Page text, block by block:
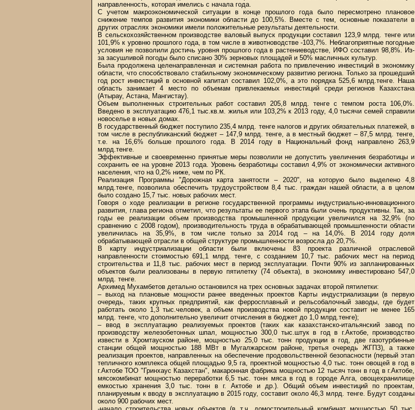
направленность, которая имелись с начала года.
С учетом макроэкономической ситуации в конце прошлого года было пересмотрено плановое
снижение темпов развития экономики области до 100,5%. Вместе с тем, основные показатели в
других отраслях экономики имели положительные результаты деятельности.
В сельскохозяйственном производстве валовый выпуск продукции составил 123,9 млрд. тенге или
101,9% к уровню прошлого года, в том числе в животноводстве -103,7%. Неблагоприятные погодные
условия не позволили достичь уровня прошлого года в растениеводстве, ИФО составил 98,8%. Из-
за засушливой погоды было списано 30% зерновых площадей и 50% масличных культур.
Была продолжена целенаправленная и системная работа по привлечению инвестиций в экономику
области, что способствовало стабильному экономическому развитию региона. Только за прошедший
год рост инвестиций в основной капитал составил 102,0%, а это порядка 525,6 млрд.тенге. Наша
область занимает 4 место по объемам привлекаемых инвестиций среди регионов Казахстана
(Атырау, Астана, Мангистау).
Объем выполненных строительных работ составил 205,8 млрд. тенге с темпом роста 106,0%.
Введено в эксплуатацию 476,1 тыс.кв.м. жилья или 103,2% к 2013 году, 4,0 тысячи семей справили
новоселье в новых домах.
В государственный бюджет поступило 235,4 млрд. тенге налогов и других обязательных платежей, в
том числе в республиканский бюджет – 147,9 млрд. тенге, а в местный бюджет – 87,5 млрд. тенге,
т.е. на 16,6% больше прошлого года. В 2014 году в Национальный фонд направлено 263,9
млрд.тенге.
Эффективные и своевременно принятые меры позволили не допустить увеличения безработицы и
сохранить ее на уровне 2013 года. Уровень безработицы составил 4,9% от экономически активного
населения, что на 0,2% ниже, чем по РК.
Реализация Программы "Дорожная карта занятости – 2020", на которую было выделено 4,8
млрд.тенге, позволила обеспечить трудоустройством 8,4 тыс. граждан нашей области, а в целом
было создано 15,7 тыс. новых рабочих мест.
Говоря о ходе реализации в регионе государственной программы индустриально-инновационного
развития, глава региона отметил, что результаты ее первого этапа были очень продуктивны. Так, за
годы ее реализации объем производства промышленной продукции увеличился на 32,9% (по
сравнению с 2008 годом), производительность труда в обрабатывающей промышленности области
увеличилась на 35,9%, в том числе только за 2014 год – на 14,0%. В 2014 году доля
обрабатывающей отрасли в общей структуре промышленности возросла до 20,7%.
В карту индустриализации области были включены 83 проекта различной отраслевой
направленности стоимостью 691,1 млрд. тенге, с созданием 10,7 тыс. рабочих мест на период
строительства и 11,8 тыс. рабочих мест в период эксплуатации. Почти 90% из запланированных
объектов были реализованы в первую пятилетку (74 объекта), в экономику инвестировано 547,0
млрд. тенге.
Архимед Мухамбетов детально остановился на трех основных задачах второй пятилетки:
– выход на плановые мощности ранее введенных проектов Карты индустриализации (в первую
очередь, таких крупных предприятий, как ферросплавный и рельсобалочный заводы, где будет
работать около 1,3 тыс.человек, а объем производства новой продукции составит не менее 165
млрд. тенге, что дополнительно увеличит отчисления в бюджет до 1,0 млрд.тенге);
– ввод в эксплуатацию реализуемых проектов (таких как казахстанско-итальянский завод по
производству железобетонных шпал, мощностью 300,0 тыс.штук в год в г.Актобе, производство
извести в Хромтауском районе, мощностью 25,0 тыс. тонн продукции в год, две газотурбинные
станции общей мощностью 188 МВт в Мугалжарском районе, третья очередь ЖГПЗ), а также
реализация проектов, направленных на обеспечение продовольственной безопасности (первый этап
тепличного комплекса общей площадью 9,5 га, проектной мощностью 4,0 тыс. тонн овощей в год в
г.Актобе ТОО "Гринхаус Казахстан", макаронная фабрика мощностью 12 тысяч тонн в год в г.Актобе,
мясокомбинат мощностью переработки 6,5 тыс. тонн мяса в год в городе Алга, овощехранилище
емкостью хранения 3,0 тыс. тонн в г. Актобе и др.). Общий объем инвестиций по проектам,
планируемым к вводу в эксплуатацию в 2015 году, составит около 46,3 млрд. тенге. Будут созданы
около 900 рабочих мест.